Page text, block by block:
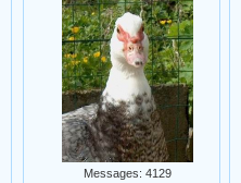
Messages: 4129